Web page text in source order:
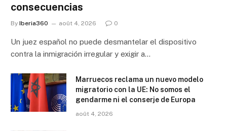
consecuencias
By Iberia360 août 4, 2026 0
Un juez español no puede desmantelar el dispositivo
contra la inmigración irregular y exigir a…
Marruecos reclama un nuevo modelo
migratorio con la UE: No somos el
gendarme ni el conserje de Europa
août 4, 2026